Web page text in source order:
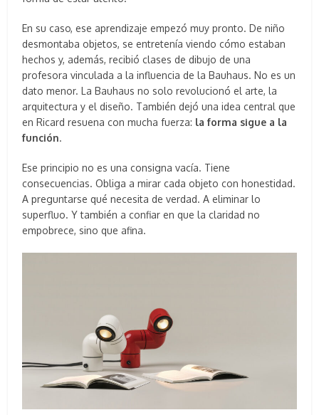
En su caso, ese aprendizaje empezó muy pronto. De niño
desmontaba objetos, se entretenía viendo cómo estaban
hechos y, además, recibió clases de dibujo de una
profesora vinculada a la influencia de la Bauhaus. No es un
dato menor. La Bauhaus no solo revolucionó el arte, la
arquitectura y el diseño. También dejó una idea central que
en Ricard resuena con mucha fuerza: la forma sigue a la
función.
Ese principio no es una consigna vacía. Tiene
consecuencias. Obliga a mirar cada objeto con honestidad.
A preguntarse qué necesita de verdad. A eliminar lo
superfluo. Y también a confiar en que la claridad no
empobrece, sino que afina.